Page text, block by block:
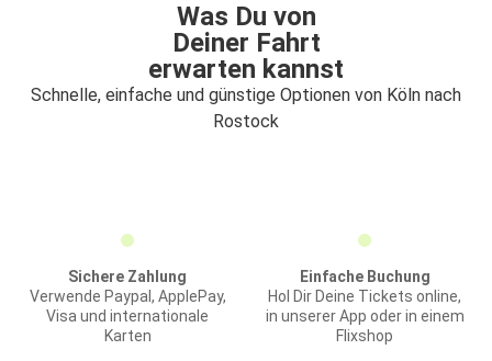
Was Du von
Deiner Fahrt
erwarten kannst
Schnelle, einfache und günstige Optionen von Köln nach
Rostock
Sichere Zahlung
Verwende Paypal, ApplePay,
Visa und internationale
Karten
Einfache Buchung
Hol Dir Deine Tickets online,
in unserer App oder in einem
Flixshop